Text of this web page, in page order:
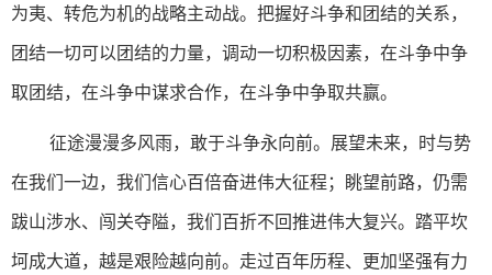
为夷、转危为机的战略主动战。把握好斗争和团结的关系，
团结一切可以团结的力量，调动一切积极因素，在斗争中争
取团结，在斗争中谋求合作，在斗争中争取共赢。
征途漫漫多风雨，敢于斗争永向前。展望未来，时与势
在我们一边，我们信心百倍奋进伟大征程；眺望前路，仍需
跋山涉水、闯关夺隘，我们百折不回推进伟大复兴。踏平坎
坷成大道，越是艰险越向前。走过百年历程、更加坚强有力